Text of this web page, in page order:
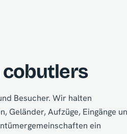
cobutlers
Besucher. Wir halten
Geländer, Aufzüge, Eingänge
ein